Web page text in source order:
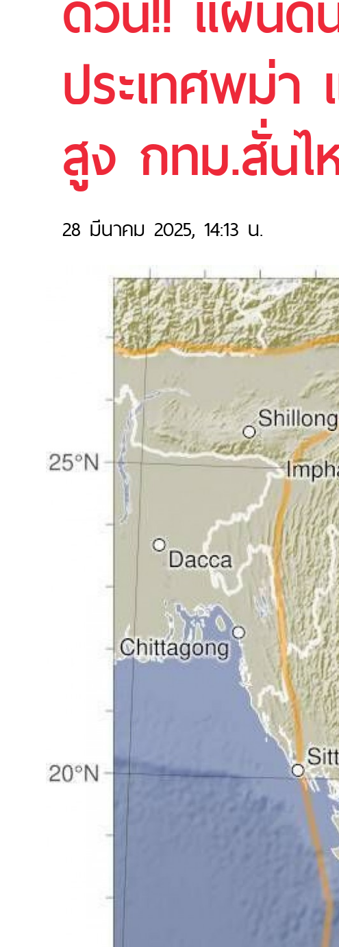
ประเทศพม่า
สูง กทม.สั่น
28 มีนาคม 2025, 14:13 น.